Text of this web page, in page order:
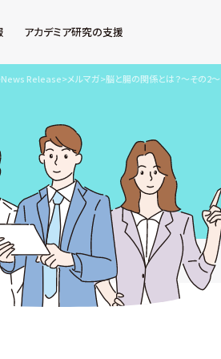
アカデミア研究の支援
News Release>メルマガ>脳と腸の関係とは？～その2～